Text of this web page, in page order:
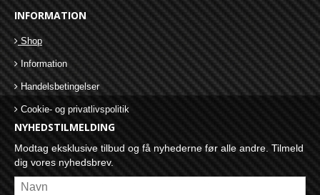
INFORMATION
Shop
Information
Handelsbetingelser
Cookie- og privatlivspolitik
NYHEDSTILMELDING
Modtag eksklusive tilbud og få nyhederne før alle andre. Tilmeld
dig vores nyhedsbrev.